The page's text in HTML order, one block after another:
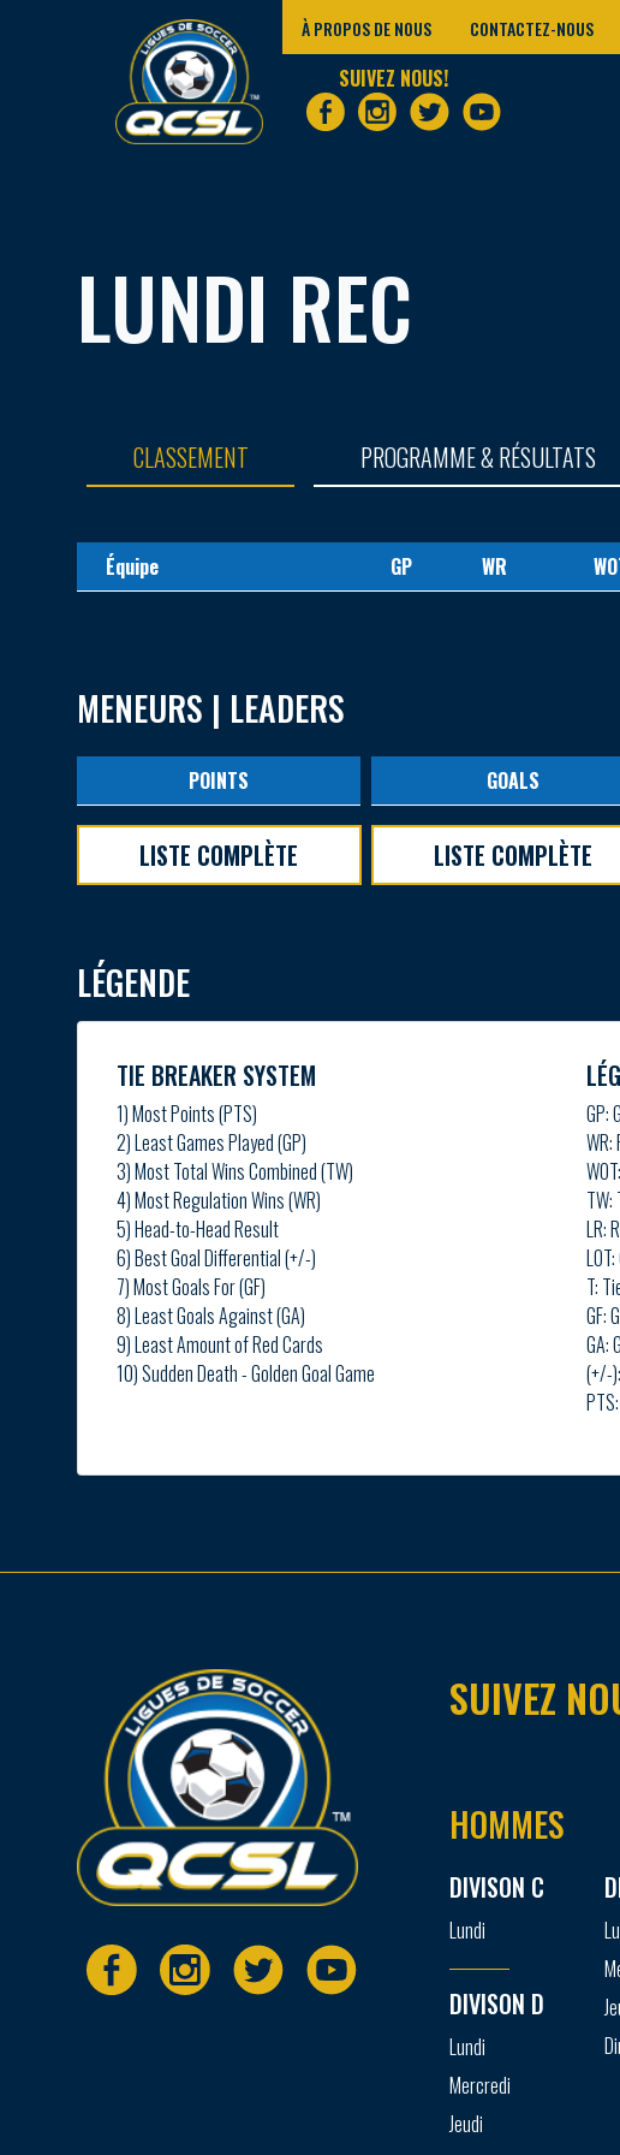
À PROPOS DE NOUS CONTACTEZ-NOUS
SUIVEZ NOUS!
LUNDI REC
CLASSEMENT PROGRAMME & RÉSULTATS
Équipe GP WR
MENEURS | LEADERS
POINTS
LISTE COMPLÈTE
GOALS
LISTE COMPLÈTE
LÉGENDE
TIE BREAKER SYSTEM
1) Most Points (PTS)
2) Least Games Played (GP)
3) Most Total Wins Combined (TW)
4) Most Regulation Wins (WR)
5) Head-to-Head Result
6) Best Goal Differential (+/-)
7) Most Goals For (GF)
8) Least Goals Against (GA)
9) Least Amount of Red Cards
10) Sudden Death - Golden Goal Game
GP:
LR:
T:
GF:
GA:
(+/-
SUIVEZ
HOMMES
DIVISON C
Lundi
DIVISON D
Lundi
Mercredi
Jeudi